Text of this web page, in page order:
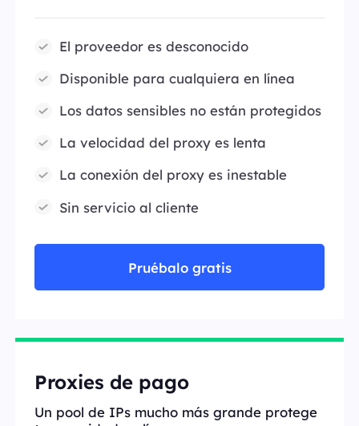
El proveedor es desconocido
Disponible para cualquiera en línea
Los datos sensibles no están protegidos
La velocidad del proxy es lenta
La conexión del proxy es inestable
Sin servicio al cliente
Pruébalo gratis
Proxies de pago
Un pool de IPs mucho más grande protege